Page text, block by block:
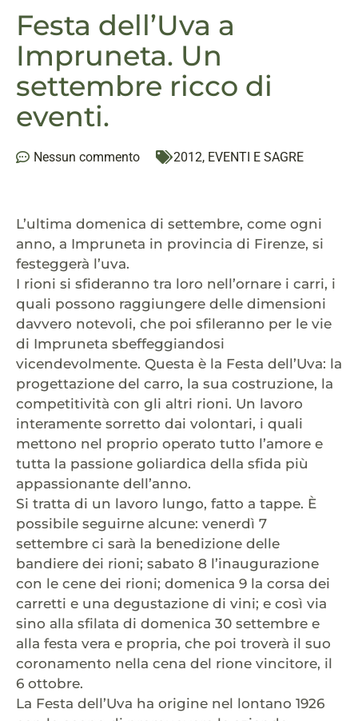
Festa dell’Uva a
Impruneta. Un
settembre ricco di
eventi.
Nessun commento 2012, EVENTI E SAGRE
L’ultima domenica di settembre, come ogni
anno, a Impruneta in provincia di Firenze, si
festeggerà l’uva.
I rioni si sfideranno tra loro nell’ornare i carri, i
quali possono raggiungere delle dimensioni
davvero notevoli, che poi sfileranno per le vie
di Impruneta sbeffeggiandosi
vicendevolmente. Questa è la Festa dell’Uva: la
progettazione del carro, la sua costruzione, la
competitività con gli altri rioni. Un lavoro
interamente sorretto dai volontari, i quali
mettono nel proprio operato tutto l’amore e
tutta la passione goliardica della sfida più
appassionante dell’anno.
Si tratta di un lavoro lungo, fatto a tappe. È
possibile seguirne alcune: venerdì 7
settembre ci sarà la benedizione delle
bandiere dei rioni; sabato 8 l’inaugurazione
con le cene dei rioni; domenica 9 la corsa dei
carretti e una degustazione di vini; e così via
sino alla sfilata di domenica 30 settembre e
alla festa vera e propria, che poi troverà il suo
coronamento nella cena del rione vincitore, il
6 ottobre.
La Festa dell’Uva ha origine nel lontano 1926